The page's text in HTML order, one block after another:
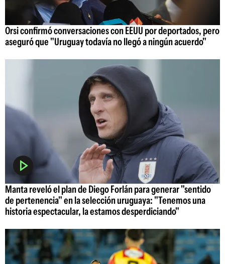
Orsi confirmó conversaciones con EEUU por deportados, pero
aseguró que "Uruguay todavía no llegó a ningún acuerdo"
Manta reveló el plan de Diego Forlán para generar "sentido
de pertenencia" en la selección uruguaya: "Tenemos una
historia espectacular, la estamos desperdiciando"